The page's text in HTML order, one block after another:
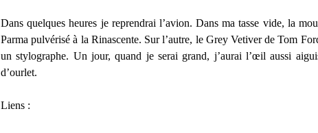
Dans quelques heures je reprendrai l’avion. Dans ma tasse vide, la
Parma pulvérisé à la Rinascente. Sur l’autre, le Grey Vetiver de Tom
un stylographe. Un jour, quand je serai grand, j’aurai l’œil aussi
d’ourlet.
Liens :